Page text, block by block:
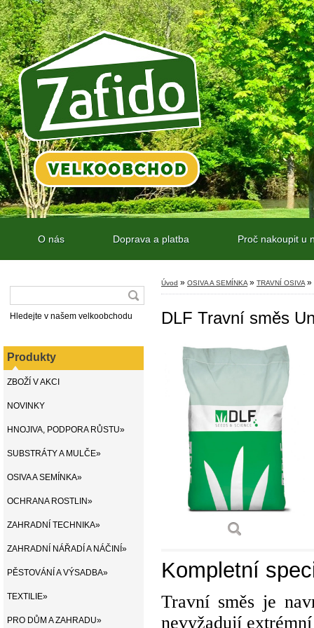
O nás Doprava a platba Proč nakoupit u
Hledejte v našem velkoobchodu
Produkty
ZBOŽÍ V AKCI
NOVINKY
HNOJIVA, PODPORA RŮSTU»
SUBSTRÁTY A MULČE»
OSIVA A SEMÍNKA»
OCHRANA ROSTLIN»
ZAHRADNÍ TECHNIKA»
ZAHRADNÍ NÁŘADÍ A NÁČINÍ»
PĚSTOVÁNÍ A VÝSADBA»
TEXTILIE»
PRO DŮM A ZAHRADU»
Úvod » OSIVA A SEMÍNKA » TRAVNÍ OSIVA »
DLF Travní směs
Kompletní
Travní směs je
nevyžadují